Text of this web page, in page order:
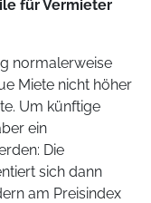
für Vermieter
normalerweise
Miete nicht höher
Um künftige
ein
Die
sich dann
am Preisindex